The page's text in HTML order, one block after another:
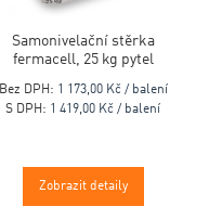
Samonivelační stěrka
fermacell, 25 kg pytel
Bez DPH: 1 173,00 Kč / balení
S DPH: 1 419,00 Kč / balení
Zobrazit detaily